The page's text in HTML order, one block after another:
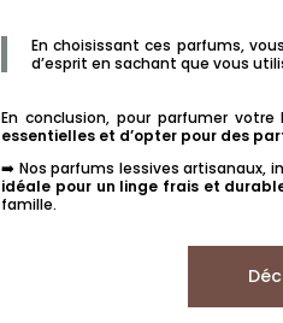
En choisissant ces parfums,
d’esprit en sachant que vous
En conclusion, pour parfumer
essentielles et d’opter pour des
➡️ Nos parfums lessives artisanaux,
idéale pour un linge frais et
famille.